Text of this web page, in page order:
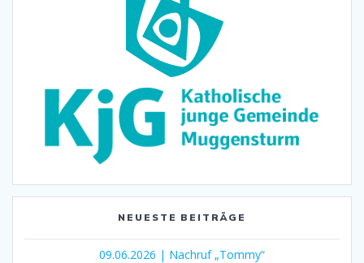
NEUESTE BEITRÄGE
09.06.2026 | Nachruf „Tommy“